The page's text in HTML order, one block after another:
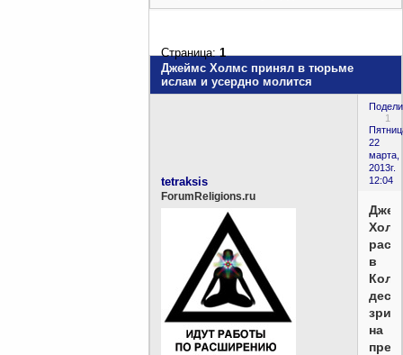
Джеймс Холмс принял в тюрьме
ислам и усердно молится
Страница:1
1
22
марта,
2013г.
12:04
tetraksis
ForumReligions.ru
в
на